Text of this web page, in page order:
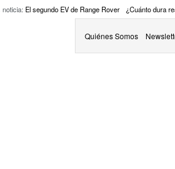
noticia: El segundo EV de Range Rover ¿Cuánto dura
Quiénes Somos